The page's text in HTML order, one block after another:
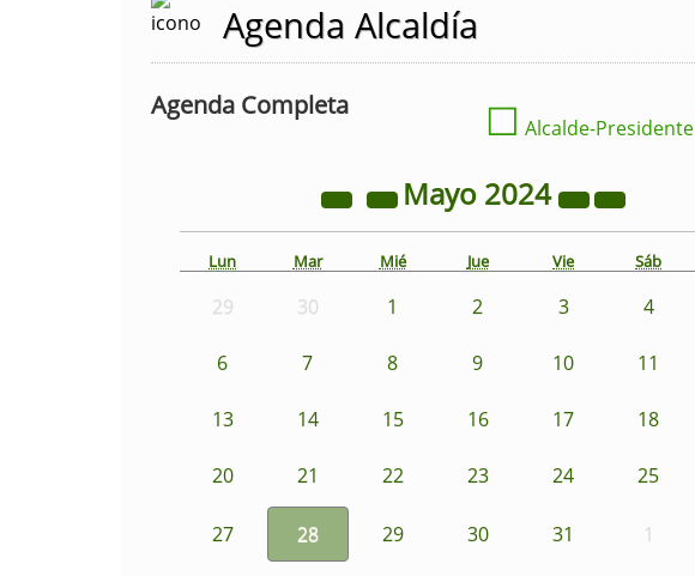
Agenda Alcaldía
Agenda Completa ☐ Alcalde-Presidente
Mayo 2024
Lun Mar Mié Jue Vie Sáb
29 30 1 2 3 4
6 7 8 9 10 11
13 14 15 16 17 18
20 21 22 23 24 25
27 28 29 30 31 1